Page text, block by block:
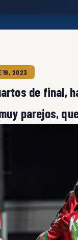
19, 2023
de final,
parejos,